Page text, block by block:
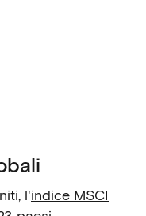
l'indice MSCI